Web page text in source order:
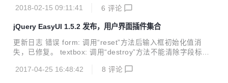
到页面底部，已修复。 datebox：单击“Today”按钮不会触发
Changes”方法不工作，已修复。 改进 combo：加入“panelE
vents”属性。 combo：附加缺省的“mousedown”事件句柄。
combobox：“setValues”方法可以用来调用初始化显示文本...
2018-02-15 09:11:41 6 评论
jQuery EasyUI 1.5.2 发布，用户界面插件集合
更新日志 错误 form: 调用“reset”方法后输入框初始化值消
失，已修复。 textbox: 调用“destroy”方法不能清除字段标
法导致非预期的记录集，已修复。 改进 datagrid: 在Mac键盘
2017-04-25 16:48:42 8 评论